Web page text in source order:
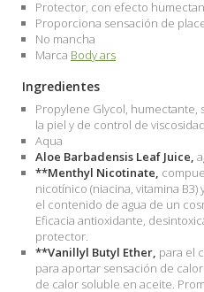
Protector, con efecto
Proporciona sensación de
No mancha
Marca Body ars
Ingredientes
Propylene Glycol, humectante,
la piel y de control de
Aqua
Aloe Barbadensis Leaf Juice,
**Menthyl Nicotinate,
nicotínico (niacina, vitamina
el contenido de agua de un
Eficacia antioxidante,
protector.
**Vanillyl Butyl Ether, para el
para aportar sensación de
de calor soluble en aceite.